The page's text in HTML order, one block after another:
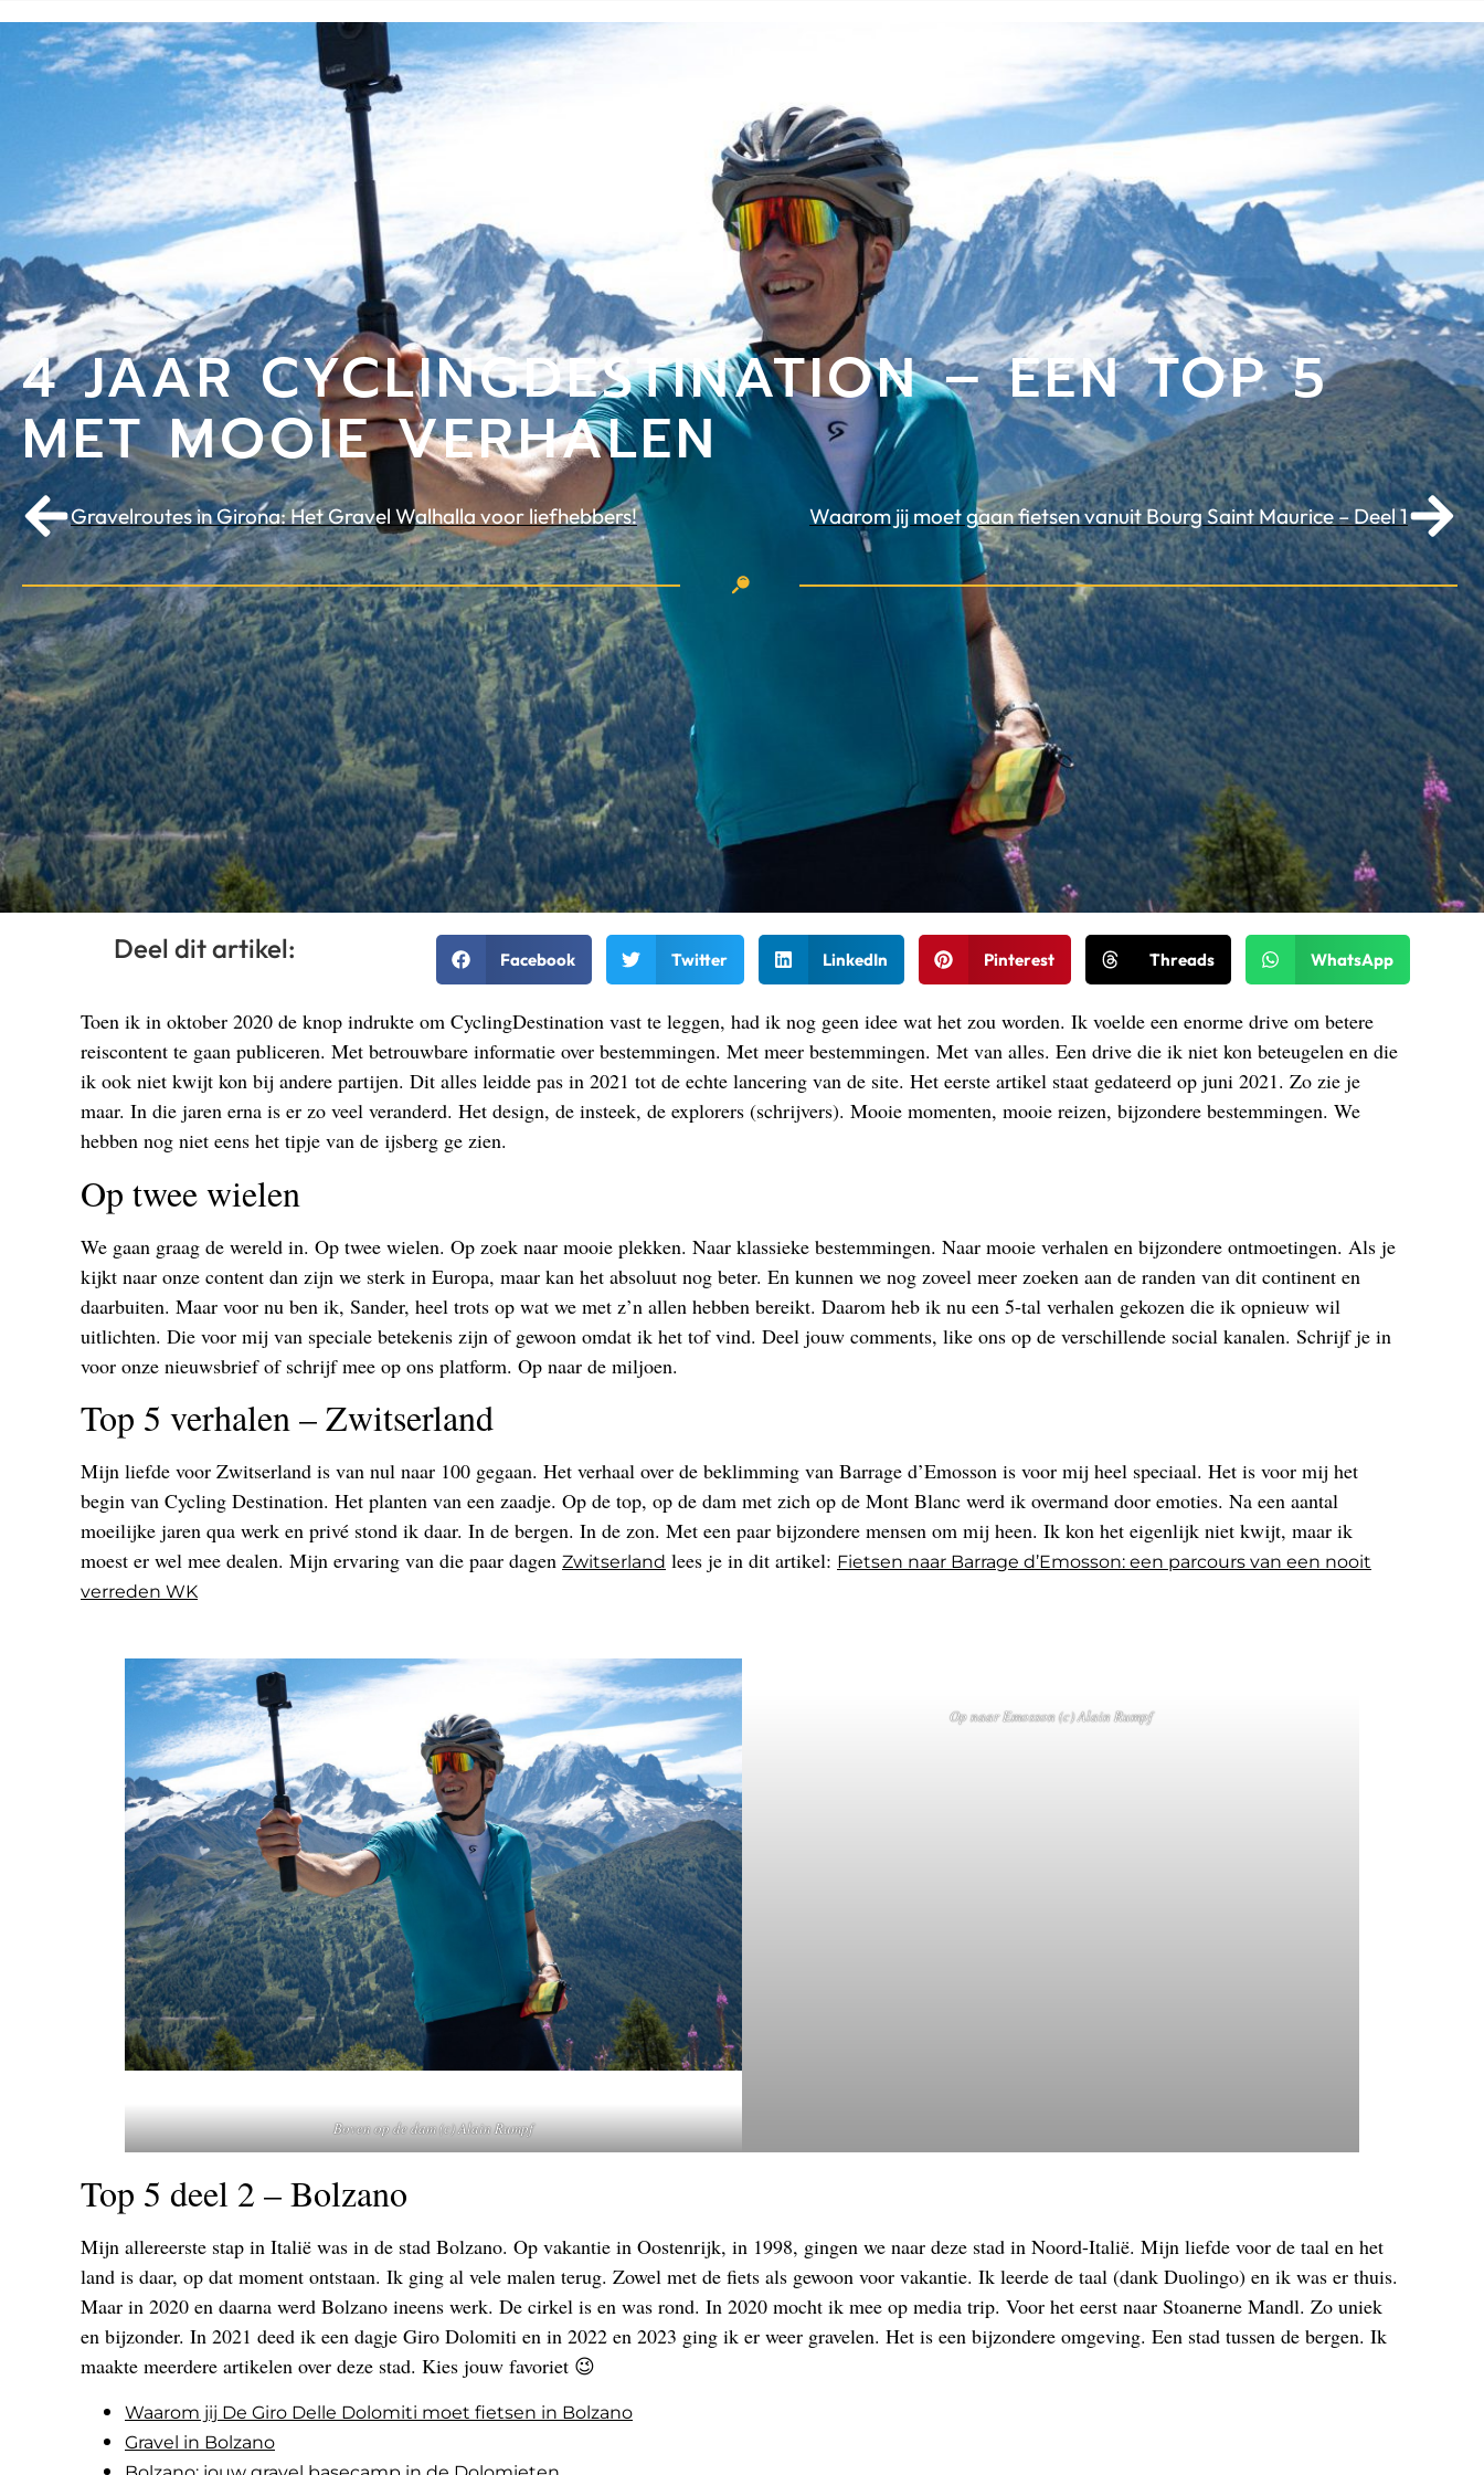
4 JAAR CYCLINGDESTINATION – EEN TOP 5
MET MOOIE VERHALEN
Gravelroutes in Girona: Het Gravel Walhalla voor liefhebbers! Waarom jij moet gaan fietsen vanuit Bourg Saint Maurice – Deel 1
Deel dit artikel: Facebook Twitter LinkedIn Pinterest Threads WhatsApp
Toen ik in oktober 2020 de knop indrukte om CyclingDestination vast te leggen, had ik nog geen idee wat het zou worden. Ik voelde een enorme drive om betere
reiscontent te gaan publiceren. Met betrouwbare informatie over bestemmingen. Met meer bestemmingen. Met van alles. Een drive die ik niet kon beteugelen en die
ik ook niet kwijt kon bij andere partijen. Dit alles leidde pas in 2021 tot de echte lancering van de site. Het eerste artikel staat gedateerd op juni 2021. Zo zie je
maar. In die jaren erna is er zo veel veranderd. Het design, de insteek, de explorers (schrijvers). Mooie momenten, mooie reizen, bijzondere bestemmingen. We
hebben nog niet eens het tipje van de ijsberg ge zien.
Op twee wielen
We gaan graag de wereld in. Op twee wielen. Op zoek naar mooie plekken. Naar klassieke bestemmingen. Naar mooie verhalen en bijzondere ontmoetingen. Als je
kijkt naar onze content dan zijn we sterk in Europa, maar kan het absoluut nog beter. En kunnen we nog zoveel meer zoeken aan de randen van dit continent en
daarbuiten. Maar voor nu ben ik, Sander, heel trots op wat we met z’n allen hebben bereikt. Daarom heb ik nu een 5-tal verhalen gekozen die ik opnieuw wil
uitlichten. Die voor mij van speciale betekenis zijn of gewoon omdat ik het tof vind. Deel jouw comments, like ons op de verschillende social kanalen. Schrijf je in
voor onze nieuwsbrief of schrijf mee op ons platform. Op naar de miljoen.
Top 5 verhalen – Zwitserland
Mijn liefde voor Zwitserland is van nul naar 100 gegaan. Het verhaal over de beklimming van Barrage d’Emosson is voor mij heel speciaal. Het is voor mij het
begin van Cycling Destination. Het planten van een zaadje. Op de top, op de dam met zich op de Mont Blanc werd ik overmand door emoties. Na een aantal
moeilijke jaren qua werk en privé stond ik daar. In de bergen. In de zon. Met een paar bijzondere mensen om mij heen. Ik kon het eigenlijk niet kwijt, maar ik
moest er wel mee dealen. Mijn ervaring van die paar dagen Zwitserland lees je in dit artikel: Fietsen naar Barrage d’Emosson: een parcours van een nooit
verreden WK
Boven op de dam (c) Alain Rumpf
Op naar Emosson (c) Alain Rumpf
Top 5 deel 2 – Bolzano
Mijn allereerste stap in Italië was in de stad Bolzano. Op vakantie in Oostenrijk, in 1998, gingen we naar deze stad in Noord-Italië. Mijn liefde voor de taal en het
land is daar, op dat moment ontstaan. Ik ging al vele malen terug. Zowel met de fiets als gewoon voor vakantie. Ik leerde de taal (dank Duolingo) en ik was er thuis.
Maar in 2020 en daarna werd Bolzano ineens werk. De cirkel is en was rond. In 2020 mocht ik mee op media trip. Voor het eerst naar Stoanerne Mandl. Zo uniek
en bijzonder. In 2021 deed ik een dagje Giro Dolomiti en in 2022 en 2023 ging ik er weer gravelen. Het is een bijzondere omgeving. Een stad tussen de bergen. Ik
maakte meerdere artikelen over deze stad. Kies jouw favoriet 😉
Waarom jij De Giro Delle Dolomiti moet fietsen in Bolzano
Gravel in Bolzano